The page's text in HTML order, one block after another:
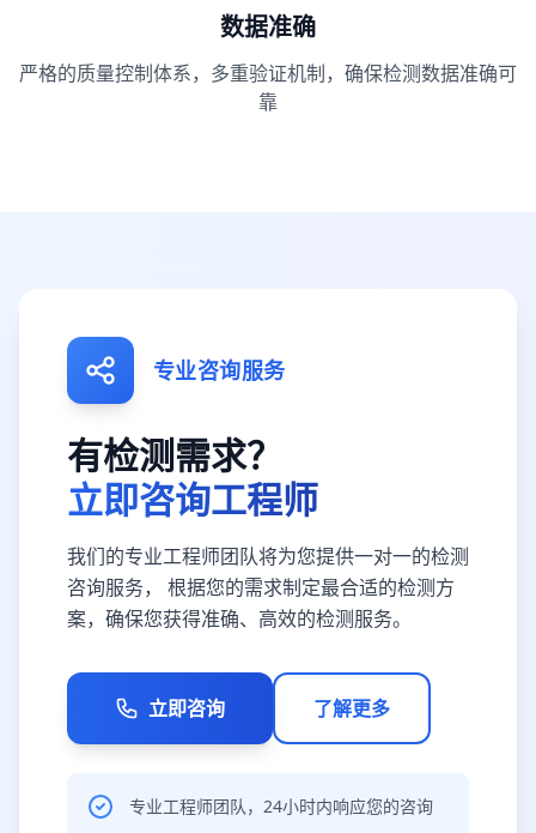
数据准确
严格的质量控制体系，多重验证机制，确保检测数据准确可
靠
专业咨询服务
有检测需求？
立即咨询工程师
我们的专业工程师团队将为您提供一对一的检测
咨询服务， 根据您的需求制定最合适的检测方
案，确保您获得准确、高效的检测服务。
立即咨询 了解更多
专业工程师团队，24小时内响应您的咨询